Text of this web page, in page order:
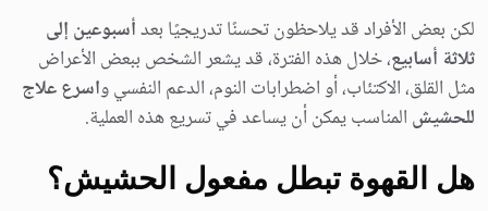
لكن بعض الأفراد قد يلاحظون تحسنًا تدريجيًا بعدأسبوعين إلى
ثلاثة أسابيع، خلال هذه الفترة، قد يشعر الشخص ببعض الأعراض
مثل القلق، الاكتئاب، أو اضطرابات النوم، الدعم النفسي واسرع علاج
للحشيش المناسب يمكن أن يساعد في تسريع هذه العملية.
هل القهوة تبطل مفعول الحشيش؟